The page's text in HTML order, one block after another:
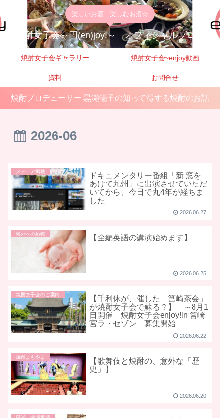
楽しいお酒 楽しむお酒☆
焼酎女子会～円(en)joy!～ オフィシャルブログ
焼酎女子会ギャラリー 焼酎女子会~enjoy動画
資料 お問合せ
焼酎プロデューサー 黒瀬暢子の知って得する焼酎のお話
2026-06
メディア掲載
ドキュメンタリー番組「新 窓を
あけて九州」に出演させていただ
いてから、今日で丸4年が経ちま
した
2026.06.27
海外への挑戦 【全編英語の講演始めます】
2026.06.25
焼酎女子会のご案内
【千利休が、催した「筥崎茶会」
が焼酎女子会で蘇る？】 ～8月1
日開催 焼酎女子会enjoy!in 筥崎
宮ラ・セゾン 募集開始
2026.06.22
焼酎よもやま
【歌舞伎と焼酎の、意外な「歴
史」】
2026.06.20